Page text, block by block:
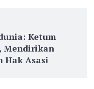
Ketum
Mendirikan
Hak Asasi